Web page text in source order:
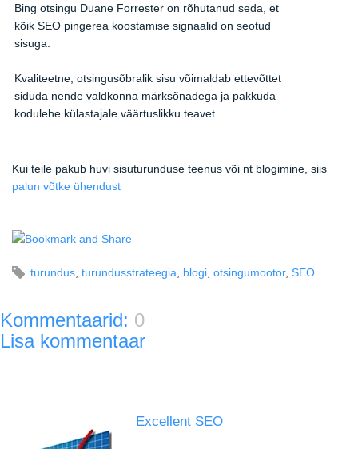
Bing otsingu Duane Forrester on rõhutanud seda, et
kõik SEO pingerea koostamise signaalid on seotud
sisuga.
Kvaliteetne, otsingusõbralik sisu võimaldab ettevõttet
siduda nende valdkonna märksõnadega ja pakkuda
kodulehe külastajale väärtuslikku teavet.
Kui teile pakub huvi sisuturunduse teenus või nt blogimine, siis
palun võtke ühendust
turundus turundusstrateegia blogi otsingumootor, SEO
Kommentaarid: 0
Lisa kommentaar
Excellent SEO